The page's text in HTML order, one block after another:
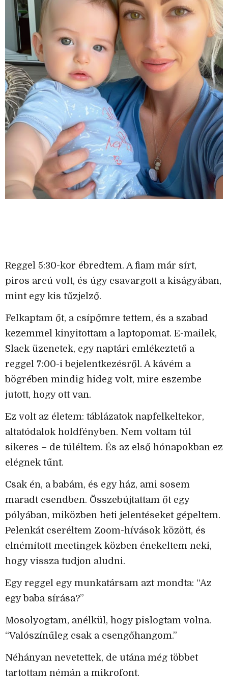
Reggel 5:30-kor ébredtem. A fiam már sírt,
piros arcú volt, és úgy csavargott a kiságyában,
mint egy kis tűzjelző.
Felkaptam őt, a csípőmre tettem, és a szabad
kezemmel kinyitottam a laptopomat. E-mailek,
Slack üzenetek, egy naptári emlékeztető a
reggel 7:00-i bejelentkezésről. A kávém a
bögrében mindig hideg volt, mire eszembe
jutott, hogy ott van.
Ez volt az életem: táblázatok napfelkeltekor,
altatódalok holdfényben. Nem voltam túl
sikeres – de túléltem. És az első hónapokban ez
elégnek tűnt.
Csak én, a babám, és egy ház, ami sosem
maradt csendben. Összebújtattam őt egy
pólyában, miközben heti jelentéseket gépeltem.
Pelenkát cseréltem Zoom-hívások között, és
elnémított meetingek közben énekeltem neki,
hogy vissza tudjon aludni.
Egy reggel egy munkatársam azt mondta: “Az
egy baba sírása?”
Mosolyogtam, anélkül, hogy pislogtam volna.
“Valószínűleg csak a csengőhangom.”
Néhányan nevetettek, de utána még többet
tartottam némán a mikrofont.